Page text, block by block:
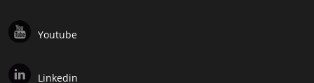
Youtube
Linkedin